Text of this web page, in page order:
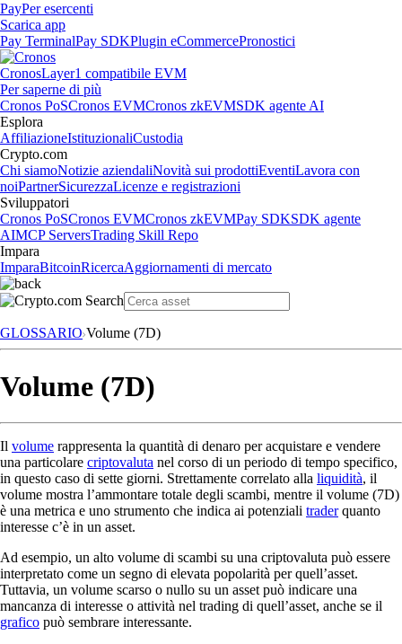
PayPer esercenti
Scarica app
Pay TerminalPay SDKPlugin eCommercePronostici
CronosLayer1 compatibile EVM
Per saperne di più
Cronos PoSCronos EVMCronos zkEVMSDK agente AI
Esplora
AffiliazioneIstituzionaliCustodia
Crypto.com
Chi siamoNotizie aziendaliNovità sui prodottiEventiLavora con
noiPartnerSicurezzaLicenze e registrazioni
Sviluppatori
Cronos PoSCronos EVMCronos zkEVMPay SDKSDK agente
AIMCP ServersTrading Skill Repo
Impara
ImparaBitcoinRicercaAggiornamenti di mercato
GLOSSARIO Volume (7D)
Volume (7D)
Il volume rappresenta la quantità di denaro per acquistare e vendere
una particolare criptovaluta nel corso di un periodo di tempo specifico,
in questo caso di sette giorni. Strettamente correlato alla liquidità, il
volume mostra l’ammontare totale degli scambi, mentre il volume (7D)
è una metrica e uno strumento che indica ai potenziali traderquanto
interesse c’è in un asset.
Ad esempio, un alto volume di scambi su una criptovaluta può essere
interpretato come un segno di elevata popolarità per quell’asset.
Tuttavia, un volume scarso o nullo su un asset può indicare una
mancanza di interesse o attività nel trading di quell’asset, anche se il
grafico può sembrare interessante.